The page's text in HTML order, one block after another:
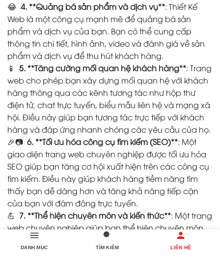
😂 4. **Quảng bá sản phẩm và dịch vụ**: Thiết Kế
Web là một công cụ mạnh mẽ để quảng bá sản
phẩm và dịch vụ của bạn. Bạn có thể cung cấp
thông tin chi tiết, hình ảnh, video và đánh giá về sản
phẩm và dịch vụ để thu hút khách hàng.
📱 5. **Tăng cường mối quan hệ khách hàng**: Trang
web cho phép bạn xây dựng mối quan hệ với khách
hàng thông qua các kênh tương tác như hộp thư
điện tử, chat trực tuyến, biểu mẫu liên hệ và mạng xã
hội. Điều này giúp bạn tương tác trực tiếp với khách
hàng và đáp ứng nhanh chóng các yêu cầu của họ.
🎉📷 6. **Tối ưu hóa công cụ tìm kiếm (SEO)**: Một
giao diện trang web chuyên nghiệp được tối ưu hóa
SEO giúp bạn tăng cơ hội xuất hiện trên các công cụ
tìm kiếm. Điều này giúp khách hàng tiềm năng tìm
thấy bạn dễ dàng hơn và tăng khả năng tiếp cận
của bạn với đám đông trực tuyến.
💪 7. **Thể hiện chuyên môn và kiến thức**: Một trang
web chuyên nghiệp giúp bạn thể hiện chuyên môn
và kiến thức của mình trong lĩnh vực kinh doanh. Bạn
có thể chia sẻ thông tin, bài viết và tài liệu hữu ích để
DANH MỤC TÌM KIẾM LIÊN HỆ